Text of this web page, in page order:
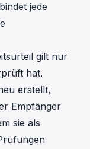
jede
gilt nur
hat.
erstellt,
Empfänger
sie als